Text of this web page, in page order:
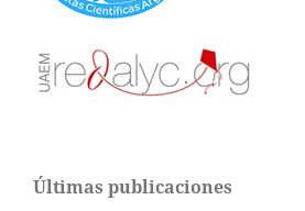
Últimas publicaciones